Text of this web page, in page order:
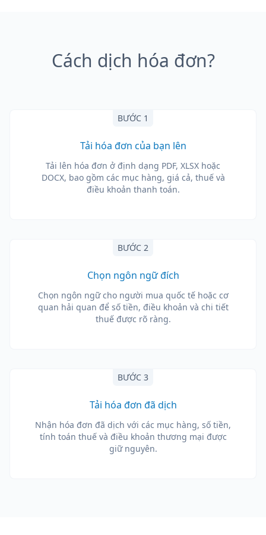
Cách dịch hóa đơn?
BƯỚC 1
Tải hóa đơn của bạn lên
Tải lên hóa đơn ở định dạng PDF, XLSX hoặc
DOCX, bao gồm các mục hàng, giá cả, thuế và
điều khoản thanh toán.
BƯỚC 2
Chọn ngôn ngữ đích
Chọn ngôn ngữ cho người mua quốc tế hoặc cơ
quan hải quan để số tiền, điều khoản và chi tiết
thuế được rõ ràng.
BƯỚC 3
Tải hóa đơn đã dịch
Nhận hóa đơn đã dịch với các mục hàng, số tiền,
tính toán thuế và điều khoản thương mại được
giữ nguyên.